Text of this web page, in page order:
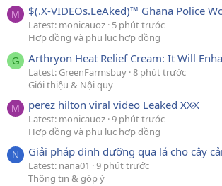
M $(.X-VIDEOs.LeAked)™ Ghana Police
Latest: monicauoz 5 phút trước
Hợp đồng và phụ lục hợp đồng
G Arthryon Heat Relief Cream: It Will
Latest: GreenFarmsbuy 8 phút trước
Giới thiệu & Nội quy
M perez hilton viral video Leaked XX̷X
Latest: monicauoz 9 phút trước
Hợp đồng và phụ lục hợp đồng
N Giải pháp dinh dưỡng qua lá cho cây
Latest: nana01
9 phút trước
Thông tin & góp ý